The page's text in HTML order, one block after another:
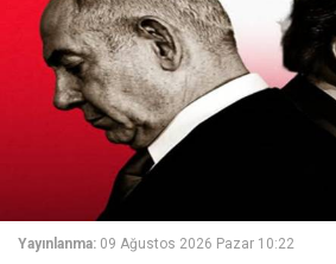
Yayınlanma: 09 Ağustos 2026 Pazar 10:22